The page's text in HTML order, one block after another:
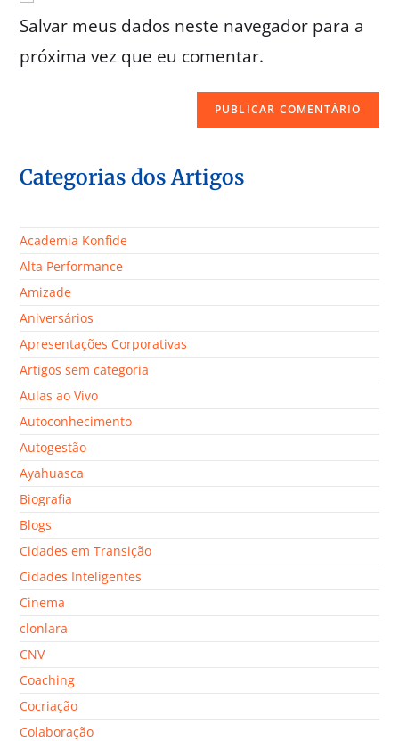
Salvar meus dados neste navegador para a
próxima vez que eu comentar.
Categorias dos Artigos
Academia Konfide
Alta Performance
Amizade
Aniversários
Apresentações Corporativas
Artigos sem categoria
Aulas ao Vivo
Autoconhecimento
Autogestão
Ayahuasca
Biografia
Blogs
Cidades em Transição
Cidades Inteligentes
Cinema
clonlara
CNV
Coaching
Cocriação
Colaboração